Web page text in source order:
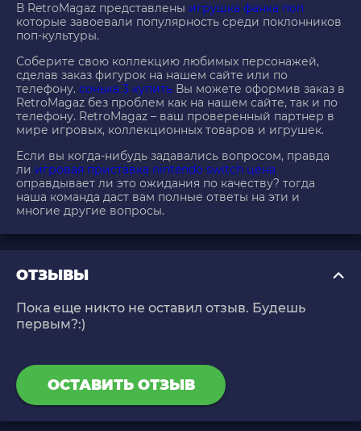
В RetroMagaz представлены игрушка фанка поп
которые завоевали популярность среди поклонников
поп-культуры.
Соберите свою коллекцию любимых персонажей,
сделав заказ фигурок на нашем сайте или по
телефону. сонька 3 купить Вы можете оформив заказ в
RetroMagaz без проблем как на нашем сайте, так и по
телефону. RetroMagaz – ваш проверенный партнер в
мире игровых, коллекционных товаров и игрушек.
Если вы когда-нибудь задавались вопросом, правда
ли игровая приставка nintendo switch цена
оправдывает ли это ожидания по качеству? тогда
наша команда даст вам полные ответы на эти и
многие другие вопросы.
ОТЗЫВЫ
Пока еще никто не оставил отзыв. Будешь
первым?:)
ОСТАВИТЬ ОТЗЫВ